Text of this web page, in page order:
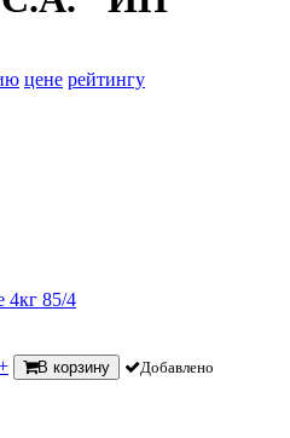
цене рейтингу
4кг 85/4
В корзину Добавлено